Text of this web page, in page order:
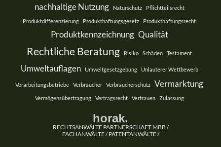
nachhaltige Nutzung Naturschutz Pflichtteilsrecht
Produktdifferenzierung Produkthaftungsgesetz Produkthaftungsrecht
Produktkennzeichnung Qualität
Rechtliche Beratung Risiko Schäden Testament
Umweltauflagen Umweltgesetzgebung Unlauterer Wettbewerb
Verarbeitungsbetriebe Verbraucher Verbraucherschutz Vermarktung
Vermögensübertragung Vertragsrecht Vertrauen Zulassung
horak.
RECHTSANWÄLTE PARTNERSCHAFT MBB /
FACHANWÄLTE / PATENTANWÄLTE /